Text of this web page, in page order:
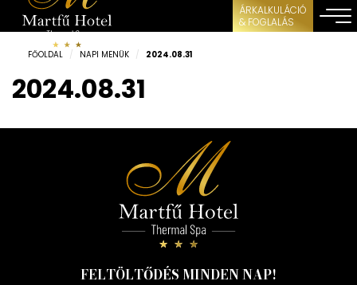
ÁRKALKULÁCIÓ
& FOGLALÁS
FŐOLDAL / NAPI MENÜK / 2024.08.31
2024.08.31
FELTÖLTŐDÉS MINDEN NAP!